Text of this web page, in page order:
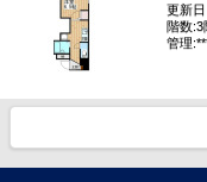
更新日
階数:3
管理